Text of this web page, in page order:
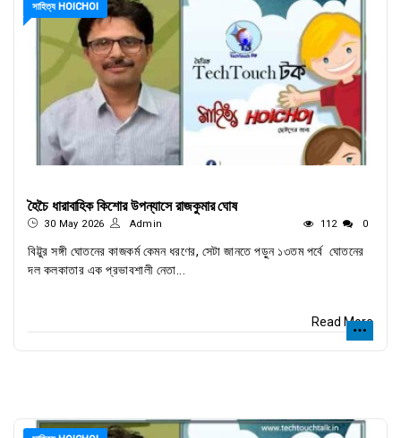
সাহিত্য HOICHOI
হৈচৈ ধারাবাহিক কিশোর উপন্যাসে রাজকুমার ঘোষ
30 May 2026 Admin 112 0
বিট্টুর সঙ্গী ঘোতনের কাজকর্ম কেমন ধরণের, সেটা জানতে পড়ুন ১৩তম পর্বে ঘোতনের
দল কলকাতার এক প্রভাবশালী নেতা...
Read More